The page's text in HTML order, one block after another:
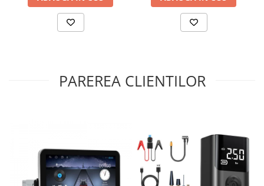
Invertoare auto
Lumini Ambientale
Pompe transfer
Camera Endoscop
Trusa cale distributie
Echipamente service auto
PAREREA CLIENTILOR